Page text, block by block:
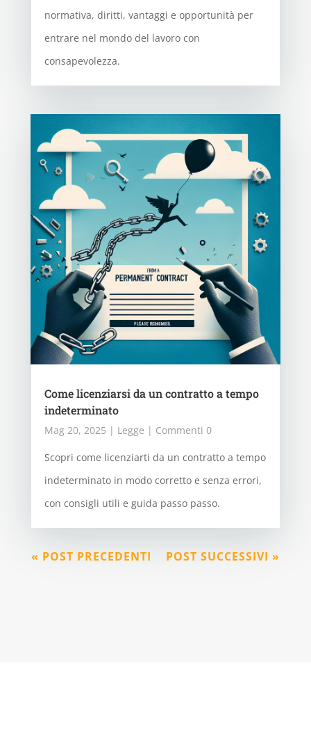
normativa, diritti, vantaggi e opportunità per
entrare nel mondo del lavoro con
consapevolezza.
Come licenziarsi da un contratto a tempo
indeterminato
Mag 20, 2025 | Legge | Commenti 0
Scopri come licenziarti da un contratto a tempo
indeterminato in modo corretto e senza errori,
con consigli utili e guida passo passo.
« POST PRECEDENTI POST SUCCESSIVI »